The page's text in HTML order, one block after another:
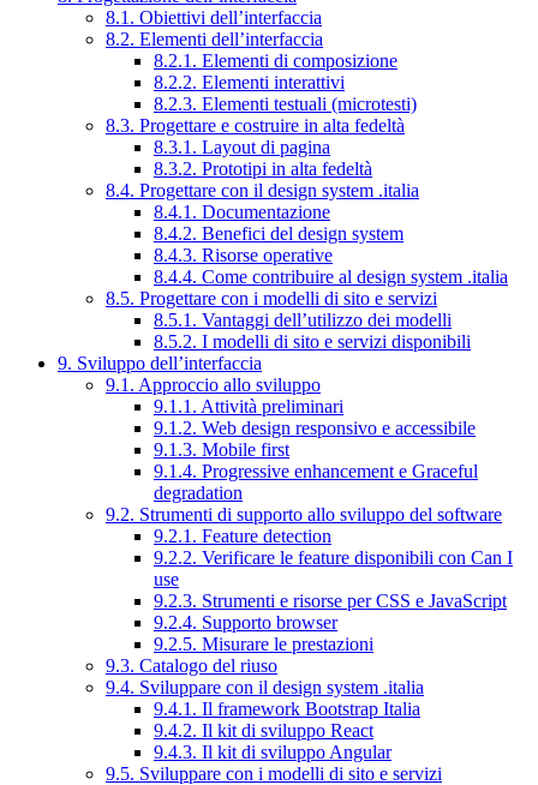
8.1. Obiettivi dell’interfaccia
8.2. Elementi dell’interfaccia
8.2.1. Elementi di composizione
8.2.2. Elementi interattivi
8.2.3. Elementi testuali (microtesti)
8.3. Progettare e costruire in alta fedeltà
8.3.1. Layout di pagina
8.3.2. Prototipi in alta fedeltà
8.4. Progettare con il design system .italia
8.4.1. Documentazione
8.4.2. Benefici del design system
8.4.3. Risorse operative
8.4.4. Come contribuire al design system .italia
8.5. Progettare con i modelli di sito e servizi
8.5.1. Vantaggi dell’utilizzo dei modelli
8.5.2. I modelli di sito e servizi disponibili
9. Sviluppo dell’interfaccia
9.1. Approccio allo sviluppo
9.1.1. Attività preliminari
9.1.2. Web design responsivo e accessibile
9.1.3. Mobile first
9.1.4. Progressive enhancement e Graceful
degradation
9.2. Strumenti di supporto allo sviluppo del software
9.2.1. Feature detection
9.2.2. Verificare le feature disponibili con Can I
use
9.2.3. Strumenti e risorse per CSS e JavaScript
9.2.4. Supporto browser
9.2.5. Misurare le prestazioni
9.3. Catalogo del riuso
9.4. Sviluppare con il design system .italia
9.4.1. Il framework Bootstrap Italia
9.4.2. Il kit di sviluppo React
9.4.3. Il kit di sviluppo Angular
9.5. Sviluppare con i modelli di sito e servizi